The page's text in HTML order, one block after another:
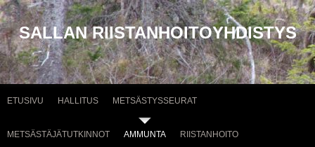
SALLAN RIISTANHOITOYHDISTYS
ETUSIVU HALLITUS METSÄSTYSSEURAT
METSÄSTÄJÄTUTKINNOT AMMUNTA RIISTANHOITO